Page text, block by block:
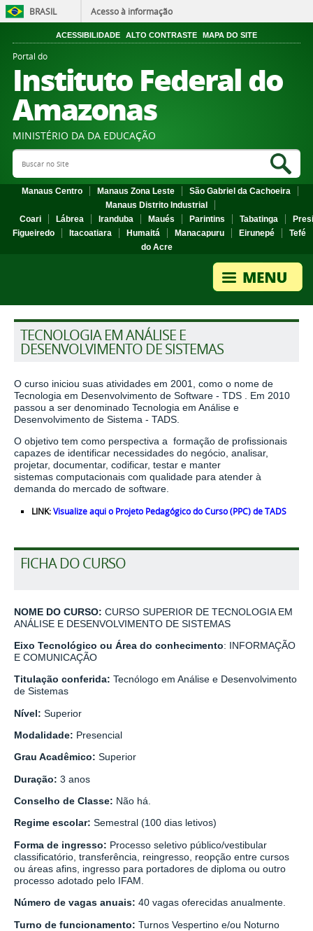
BRASIL Acesso à informação
ACESSIBILIDADE ALTO CONTRASTE MAPA DO SITE
Portal do
Instituto Federal do
Amazonas
MINISTÉRIO DA DA EDUCAÇÃO
Search Site
Manaus Centro Manaus Zona Leste
São Gabriel da Cachoeira
Manaus Distrito Industrial
Coari
Lábrea Iranduba Maués Parintins Tabatinga
Figueiredo
Itacoatiara Humaitá Manacapuru Eirunepé
Tefé
do Acre
TECNOLOGIA EM ANÁLISE E
DESENVOLVIMENTO DE SISTEMAS
O curso iniciou suas atividades em 2001, como o nome de
Tecnologia em Desenvolvimento de Software - TDS . Em 2010
passou a ser denominado Tecnologia em Análise e
Desenvolvimento de Sistema - TADS.
O objetivo tem como perspectiva a formação de profissionais
capazes de identificar necessidades do negócio, analisar,
projetar, documentar, codificar, testar e manter
sistemas computacionais com qualidade para atender à
demanda do mercado de software.
LINK:Visualize aqui o Projeto Pedagógico do Curso (PPC) de TADS
FICHA DO CURSO
NOME DO CURSO: CURSO SUPERIOR DE TECNOLOGIA EM
ANÁLISE E DESENVOLVIMENTO DE SISTEMAS
Eixo Tecnológico ou Área do conhecimento: INFORMAÇÃO
E COMUNICAÇÃO
Titulação conferida: Tecnólogo em Análise e Desenvolvimento
de Sistemas
Nível: Superior
Modalidade: Presencial
Grau Acadêmico: Superior
Duração: 3 anos
Conselho de Classe: Não há.
Regime escolar: Semestral (100 dias letivos)
Forma de ingresso: Processo seletivo público/vestibular
classificatório, transferência, reingresso, reopção entre cursos
ou áreas afins, ingresso para portadores de diploma ou outro
processo adotado pelo IFAM.
Número de vagas anuais: 40 vagas oferecidas anualmente.
Turno de funcionamento: Turnos Vespertino e/ou Noturno